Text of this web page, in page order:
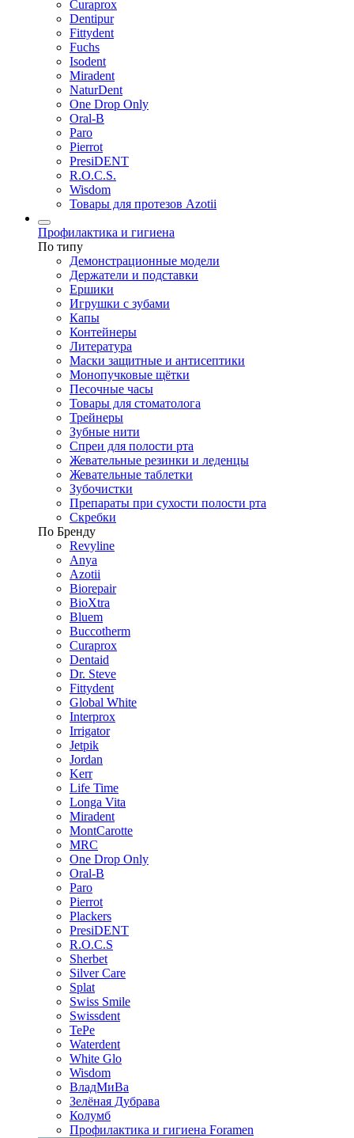
Curaprox
Dentipur
Fittydent
Fuchs
Isodent
Miradent
NaturDent
One Drop Only
Oral-B
Paro
Pierrot
PresiDENT
R.O.C.S.
Wisdom
Товары для протезов Azotii
Профилактика и гигиена
По типу
Демонстрационные модели
Держатели и подставки
Ершики
Игрушки с зубами
Капы
Контейнеры
Литература
Маски защитные и антисептики
Монопучковые щётки
Песочные часы
Товары для стоматолога
Трейнеры
Зубные нити
Спреи для полости рта
Жевательные резинки и леденцы
Жевательные таблетки
Зубочистки
Препараты при сухости полости рта
Скребки
По Бренду
Revyline
Anya
Azotii
Biorepair
BioXtra
Bluem
Buccotherm
Curaprox
Dentaid
Dr. Steve
Fittydent
Global White
Interprox
Irrigator
Jetpik
Jordan
Kerr
Life Time
Longa Vita
Miradent
MontCarotte
MRC
One Drop Only
Oral-B
Paro
Pierrot
Plackers
PresiDENT
R.O.C.S
Sherbet
Silver Care
Splat
Swiss Smile
Swissdent
TePe
Waterdent
White Glo
Wisdom
ВладМиВа
Зелёная Дубрава
Колумб
Профилактика и гигиена Foramen